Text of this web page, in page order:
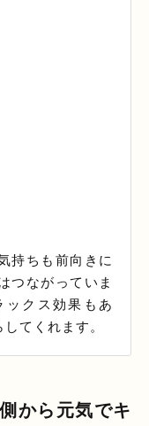
持ちも前向きに
つながっていま
クス効果もあ
てくれます。
から元気でキ